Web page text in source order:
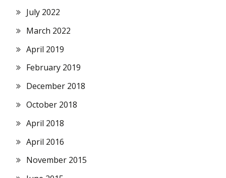
July 2022
March 2022
April 2019
February 2019
December 2018
October 2018
April 2018
April 2016
November 2015